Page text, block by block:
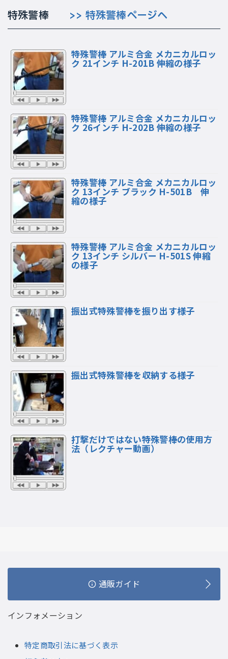
特殊警棒 >> 特殊警棒ページへ
特殊警棒 アルミ合金 メカニカルロッ
ク 21インチ H-201B 伸縮の様子
特殊警棒 アルミ合金 メカニカルロッ
ク 26インチ H-202B 伸縮の様子
特殊警棒 アルミ合金 メカニカルロッ
ク 13インチ ブラック H-501B 伸
縮の様子
特殊警棒 アルミ合金 メカニカルロッ
ク 13インチ シルバー H-501S 伸縮
の様子
振出式特殊警棒を振り出す様子
振出式特殊警棒を収納する様子
打撃だけではない特殊警棒の使用方
法（レクチャー動画）
通販ガイド
インフォメーション
特定商取引法に基づく表示